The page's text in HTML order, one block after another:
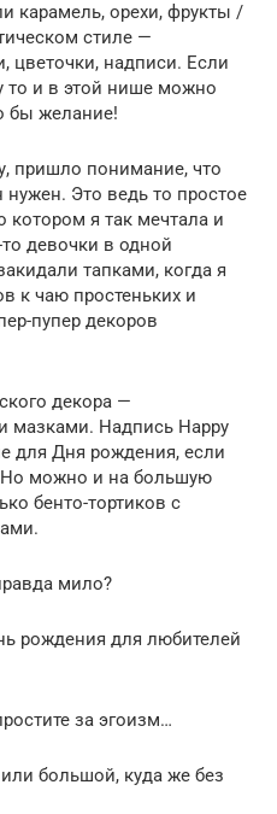
карамель, орехи, фрукты /
стиле —
цветочки, надписи. Если
то и в этой нише можно
бы желание!
пришло понимание, что
нужен. Это ведь то простое
я так мечтала и
девочки в одной
тапками, когда я
к чаю простеньких и
пупер декоров
декора —
Надпись Happy
для Дня рождения, если
Но можно и на большую
бенто-тортиков с
мило?
рождения для любителей
за эгоизм…
большой, куда же без